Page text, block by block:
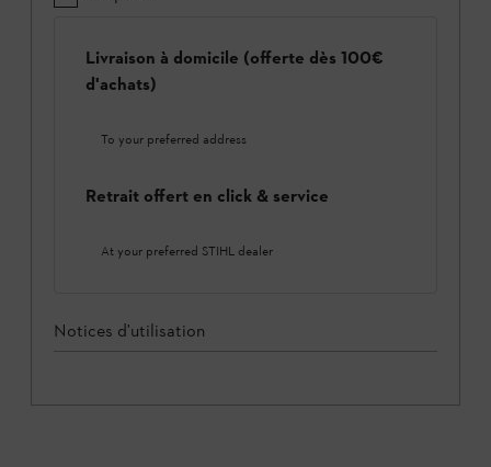
Livraison à domicile (offerte dès 100€
d'achats)
To your preferred address
Retrait offert en click & service
At your preferred STIHL dealer
Notices d'utilisation